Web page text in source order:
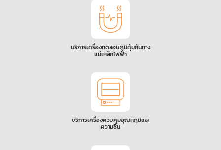
บริการเครื่องทดสอบภูมิคุ้มกันทาง
แม่เหล็กไฟฟ้า
บริการเครื่องควบคุมอุณหภูมิและ
ความชื้น